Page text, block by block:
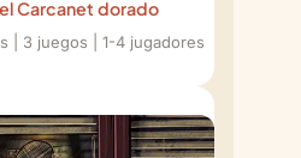
Carcanet dorado
| 3 juegos | 1-4 jugadores